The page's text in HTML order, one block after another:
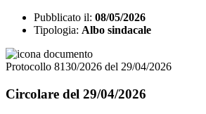
Pubblicato il: 08/05/2026
Tipologia: Albo sindacale
Protocollo 8130/2026 del 29/04/2026
Circolare del 29/04/2026